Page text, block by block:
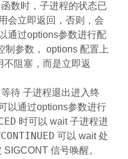
数时，子进程的状态已
会立即返回，否则，会
通过options参数进行配
制参数， options 配置上
不阻塞，而是立即返
待 子进程退出进入终
以通过options参数进行
时可以 wait 子进程进
可以 wait 处
信号唤醒。